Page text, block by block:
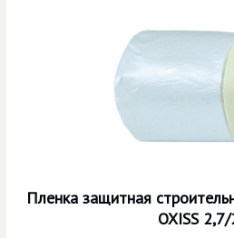
Пленка защитная
OXISS